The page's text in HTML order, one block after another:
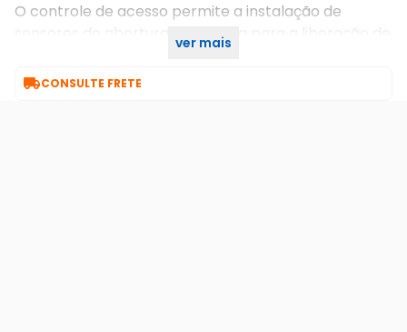
O controle de acesso permite a instalação de
sensores de abertura e botoeira para a liberação de
ver mais
CONSULTE FRETE